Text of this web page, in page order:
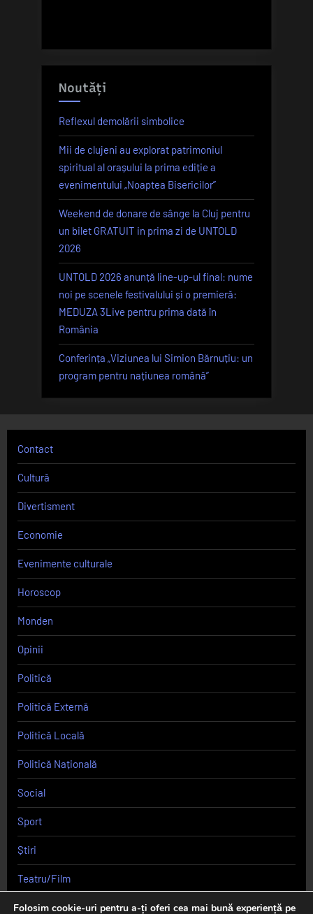
Noutăți
Reflexul demolării simbolice
Mii de clujeni au explorat patrimoniul
spiritual al orașului la prima ediție a
evenimentului „Noaptea Bisericilor”
Weekend de donare de sânge la Cluj pentru
un bilet GRATUIT in prima zi de UNTOLD
2026
UNTOLD 2026 anunță line-up-ul final: nume
noi pe scenele festivalului și o premieră:
MEDUZA 3Live pentru prima dată în
România
Conferința „Viziunea lui Simion Bărnuțiu: un
program pentru națiunea română”
Contact
Cultură
Divertisment
Economie
Evenimente culturale
Horoscop
Monden
Opinii
Politică
Politică Externă
Politică Locală
Politică Națională
Social
Sport
Știri
Teatru/Film
Uncategorized
Folosim cookie-uri pentru a-ți oferi cea mai bună experiență pe